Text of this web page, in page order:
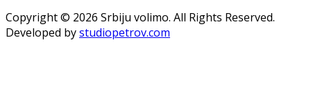
Copyright © 2026 Srbiju volimo. All Rights Reserved.
Developed bystudiopetrov.com